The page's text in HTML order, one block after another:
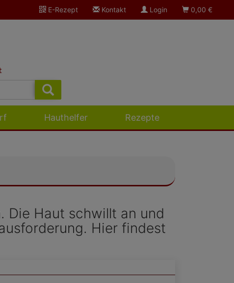
E-Rezept Kontakt Login 0,00 €
Hauthelfer Rezepte
Die Haut schwillt an und
Hier findest